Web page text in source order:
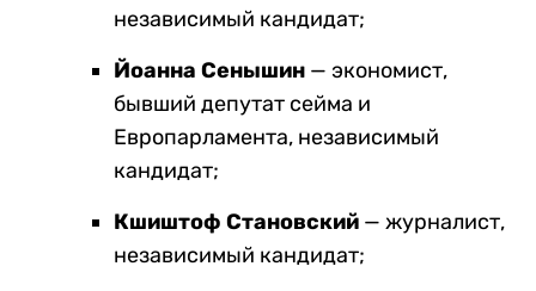
независимый кандидат;
Йоанна Сенышин — экономист,
бывший депутат сейма и
Европарламента, независимый
кандидат;
Кшиштоф Становский — журналист,
независимый кандидат;